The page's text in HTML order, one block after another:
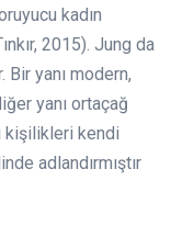
kadın
2015). Jung da
Bir yanı modern,
yanı ortaçağ
kişilikleri kendi
adlandırmıştır